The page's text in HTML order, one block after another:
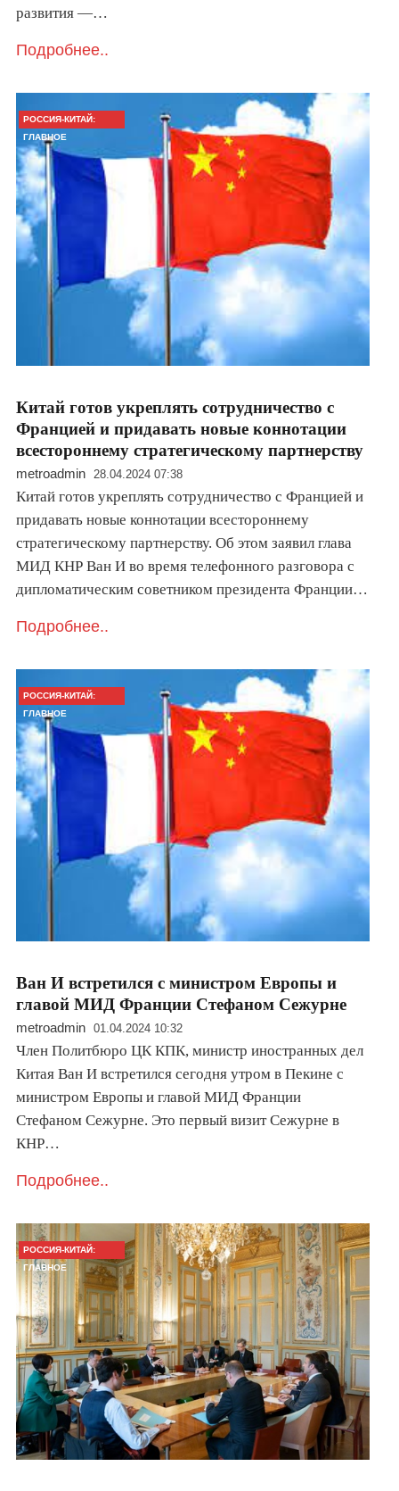
развития —…
Подробнее..
РОССИЯ-КИТАЙ:
ГЛАВНОЕ
Китай готов укреплять сотрудничество с
Францией и придавать новые коннотации
всестороннему стратегическому партнерству
metroadmin 28.04.2024 07:38
Китай готов укреплять сотрудничество с Францией и
придавать новые коннотации всестороннему
стратегическому партнерству. Об этом заявил глава
МИД КНР Ван И во время телефонного разговора с
дипломатическим советником президента Франции…
Подробнее..
РОССИЯ-КИТАЙ:
ГЛАВНОЕ
Ван И встретился с министром Европы и
главой МИД Франции Стефаном Сежурне
metroadmin 01.04.2024 10:32
Член Политбюро ЦК КПК, министр иностранных дел
Китая Ван И встретился сегодня утром в Пекине с
министром Европы и главой МИД Франции
Стефаном Сежурне. Это первый визит Сежурне в
КНР…
Подробнее..
РОССИЯ-КИТАЙ:
ГЛАВНОЕ